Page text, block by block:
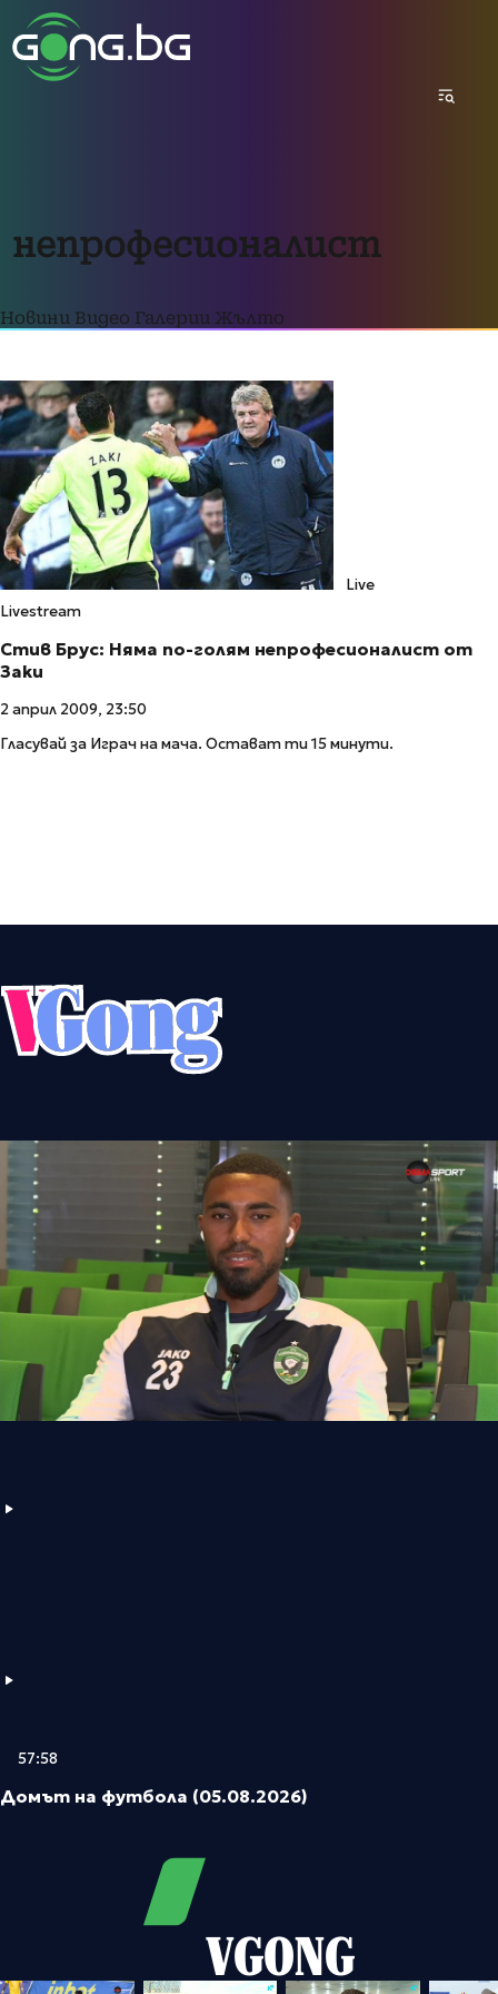
непрофесионалист
Новини Видео Галерии Жълто
Live
Livestream
Стив Брус: Няма по-голям непрофесионалист от
Заки
2 април 2009, 23:50
Гласувай за Играч на мача. Остават ти 15 минути.
57:58
Домът на футбола (05.08.2026)
VGONG